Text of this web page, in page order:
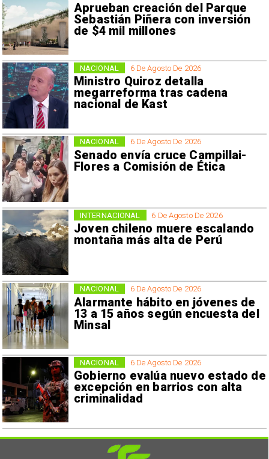
Aprueban creación del Parque
Sebastián Piñera con inversión
de $4 mil millones
6 De Agosto De 2026
Ministro Quiroz detalla
megarreforma tras cadena
nacional de Kast
NACIONAL
6 De Agosto De 2026
Senado envía cruce Campillai-
Flores a Comisión de Ética
NACIONAL
6 De Agosto De 2026
Joven chileno muere escalando
montaña más alta de Perú
INTERNACIONAL
6 De Agosto De 2026
Alarmante hábito en jóvenes de
13 a 15 años según encuesta del
Minsal
NACIONAL
6 De Agosto De 2026
Gobierno evalúa nuevo estado de
excepción en barrios con alta
criminalidad
NACIONAL